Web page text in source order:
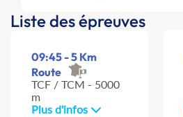
Liste des épreuves
09:45 - 5 Km
Route
TCF / TCM - 5000
m
Plus d'infos